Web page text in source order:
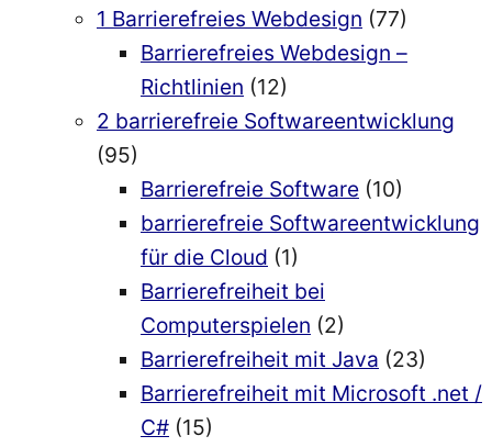
1 Barrierefreies Webdesign (77)
Barrierefreies Webdesign –
Richtlinien (12)
2 barrierefreie Softwareentwicklung
(95)
Barrierefreie Software (10)
barrierefreie Softwareentwicklung
für die Cloud (1)
Barrierefreiheit bei
Computerspielen (2)
Barrierefreiheit mit Java (23)
Barrierefreiheit mit Microsoft .net /
C# (15)